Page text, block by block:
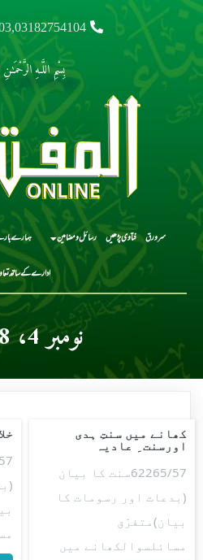
بِسْمِ اللَّـهِ
سرورق فتاوی پڑھیں رسائل و مضامین ہمارے
ادارے کے ساتھ
نومبر 4، 2018
کھانے میں سنتِ ہدی
اورسنت ِ عادیہ
62265/57سنت کا بیان
(بدعات اور رسومات کا
بیان)متفرّق
مسائلسوالکھانے میں